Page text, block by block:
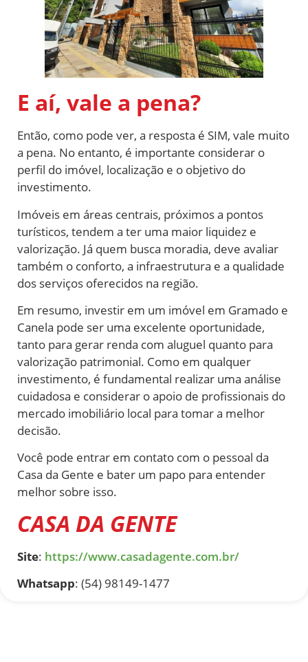
E aí, vale a pena?
Então, como pode ver, a resposta é SIM, vale muito
a pena. No entanto, é importante considerar o
perfil do imóvel, localização e o objetivo do
investimento.
Imóveis em áreas centrais, próximos a pontos
turísticos, tendem a ter uma maior liquidez e
valorização. Já quem busca moradia, deve avaliar
também o conforto, a infraestrutura e a qualidade
dos serviços oferecidos na região.
Em resumo, investir em um imóvel em Gramado e
Canela pode ser uma excelente oportunidade,
tanto para gerar renda com aluguel quanto para
valorização patrimonial. Como em qualquer
investimento, é fundamental realizar uma análise
cuidadosa e considerar o apoio de profissionais do
mercado imobiliário local para tomar a melhor
decisão.
Você pode entrar em contato com o pessoal da
Casa da Gente e bater um papo para entender
melhor sobre isso.
CASA DA GENTE
Site: https://www.casadagente.com.br/
Whatsapp: (54) 98149-1477